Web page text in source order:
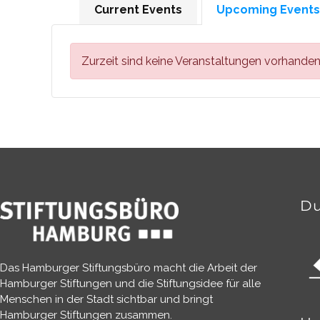
Current Events Upcoming Events
Zurzeit sind keine Veranstaltungen
Das Hamburger Stiftungsbüro macht die Arbeit der
Hamburger Stiftungen und die Stiftungsidee für alle
Menschen in der Stadt sichtbar und bringt
Hamburger Stiftungen zusammen.​